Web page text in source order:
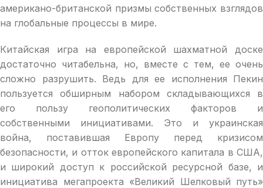
американо-британской призмы собственных взглядов
на глобальные процессы в мире.
Китайская игра на европейской шахматной доске
достаточно читабельна, но, вместе с тем, ее очень
сложно разрушить. Ведь для ее исполнения Пекин
пользуется обширным набором складывающихся в
его пользу геополитических факторов и
собственными инициативами. Это и украинская
война, поставившая Европу перед кризисом
безопасности, и отток европейского капитала в США,
и широкий доступ к российской ресурсной базе, и
инициатива мегапроекта «Великий Шелковый путь»